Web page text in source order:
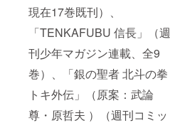
現在17巻既刊）、
「TENKAFUBU 信長」（週
刊少年マガジン連載、全9
巻）、「銀の聖者 北斗の拳
トキ外伝」（原案：武論
尊・原哲夫 ）（週刊コミッ